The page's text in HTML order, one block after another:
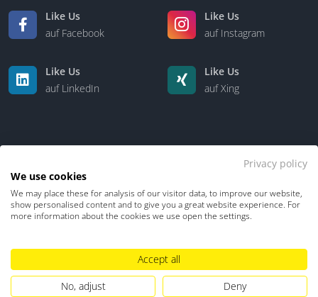
Like Us
auf Facebook
Like Us
auf Instagram
Like Us
auf LinkedIn
Like Us
auf Xing
Kontakt Über uns
Impressum
Hinweisgebersystem
Umgang mit KI
Privacy policy
We use cookies
We may place these for analysis of our visitor data, to improve our website,
show personalised content and to give you a great website experience. For
more information about the cookies we use open the settings.
Accept all
No, adjust
Deny